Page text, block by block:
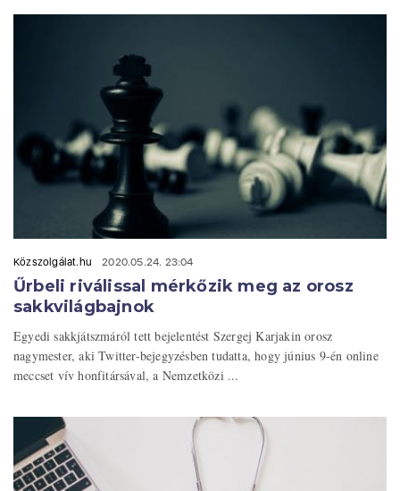
Közszolgálat.hu 2020.05.24. 23:04
Űrbeli riválissal mérkőzik meg az orosz
sakkvilágbajnok
Egyedi sakkjátszmáról tett bejelentést Szergej Karjakin orosz
nagymester, aki Twitter-bejegyzésben tudatta, hogy június 9-én online
meccset vív honfitársával, a Nemzetközi ...